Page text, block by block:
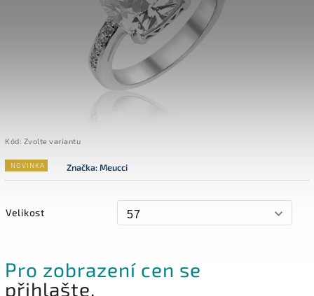
Kód: Zvolte variantu
NOVINKA Značka:Meucci
Velikost
Pro zobrazení cen se
přihlašte.